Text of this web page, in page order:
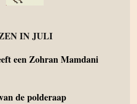
IN JULI
een Zohran Mamdani
de polderaap